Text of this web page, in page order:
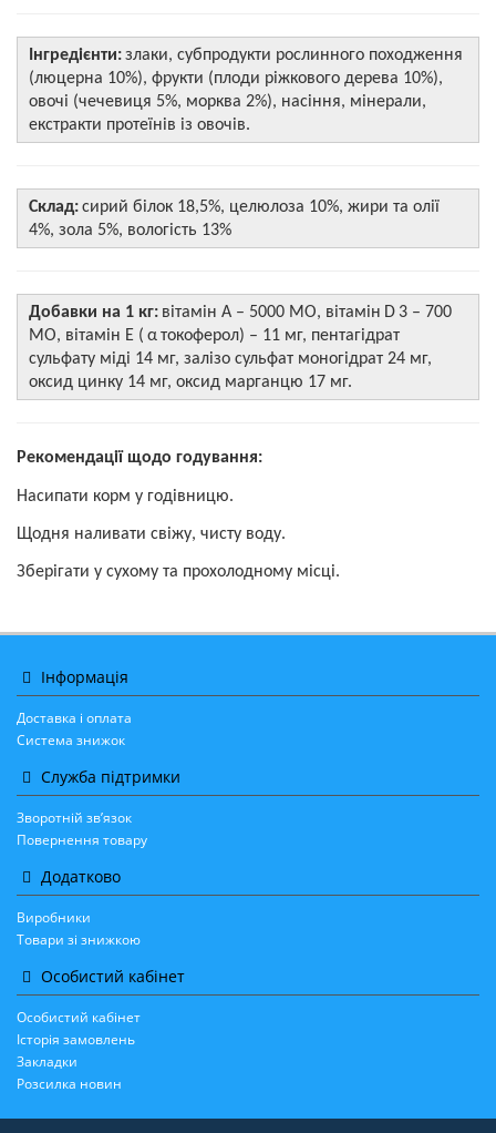
Інгредієнти:злаки, субпродукти рослинного походження
(люцерна 10%), фрукти (плоди ріжкового дерева 10%),
овочі (чечевиця 5%, морква 2%), насіння, мінерали,
екстракти протеїнів із овочів.
Склад:сирий білок 18,5%, целюлоза 10%, жири та олії
4%, зола 5%, вологість 13%
Добавки на 1 кг: вітамін А – 5000 МО, вітамін D 3 – 700
МО, вітамін Е ( αтокоферол) – 11 мг, пентагідрат
сульфату міді 14 мг, залізо сульфат моногідрат 24 мг,
оксид цинку 14 мг, оксид марганцю 17 мг.
Рекомендації щодо годування:
Насипати корм у годівницю.
Щодня наливати свіжу, чисту воду.
Зберігати у сухому та прохолодному місці.
Інформація
Доставка і оплата
Система знижок
Служба підтримки
Зворотній зв’язок
Повернення товару
Додатково
Виробники
Товари зі знижкою
Особистий кабінет
Особистий кабінет
Історія замовлень
Закладки
Розсилка новин